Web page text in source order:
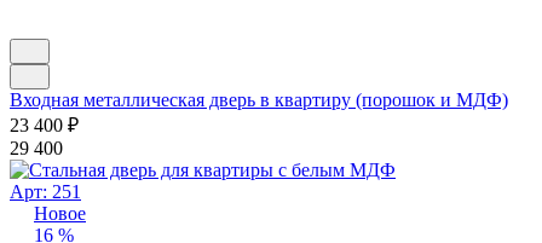
Входная металлическая дверь в квартиру (порошок и МДФ)
23 400 ₽
29 400
Арт: 251
Новое
16 %